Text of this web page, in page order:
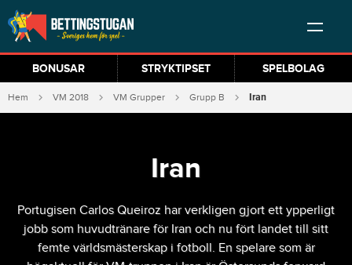
BONUSAR STRYKTIPSET SPELBOLAG
Hem VM 2018 VM Grupper Grupp B Iran
Iran
Portugisen Carlos Queiroz har verkligen gjort ett ypperligt
jobb som huvudtränare för Iran och nu fört landet till sitt
femte världsmästerskap i fotboll. En spelare som är